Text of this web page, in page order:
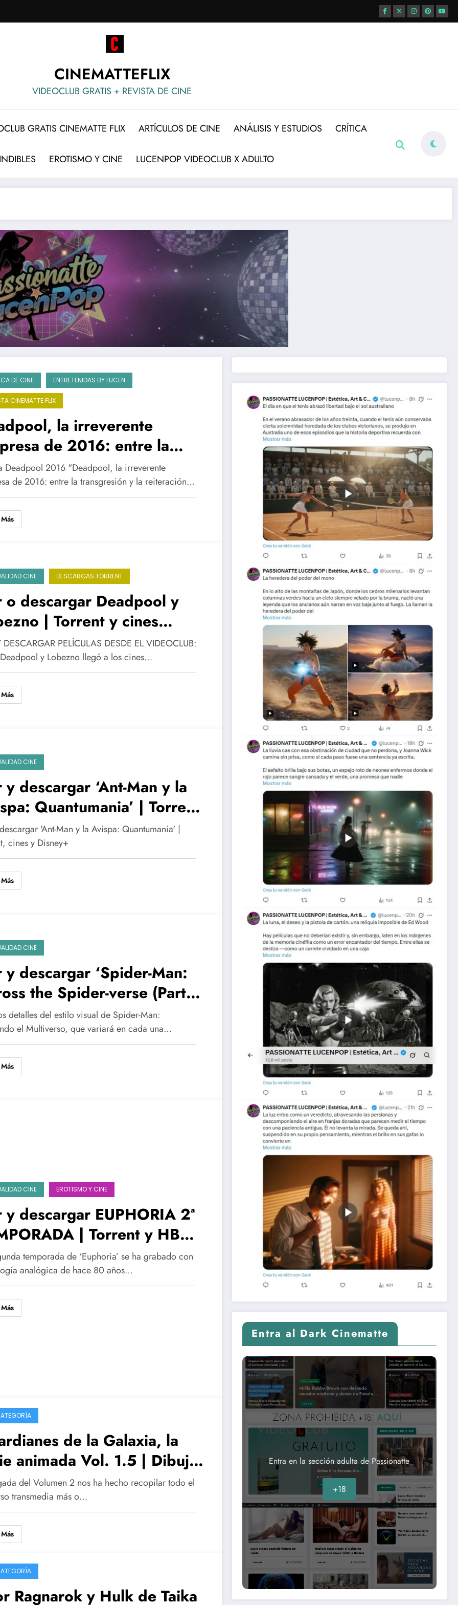
CINEMATTEFLIX
VIDEOCLUB GRATIS + REVISTA DE CINE
GRATIS CINEMATTE FLIX ARTÍCULOS DE CINE ANÁLISIS Y ESTUDIOS CRÍTICA
EROTISMO Y CINE LUCENPOP VIDEOCLUB X ADULTO
DE CINE ENTRETENIDAS BY LUCEN
CINEMATTE FLIX
la irreverente
de 2016: entre la
y la reiteración en
superheroico
Deadpool 2016 "Deadpool, la irreverente
de 2016: entre la transgresión y la reiteración…
CINE DESCARGAS TORRENT
o descargar Deadpool y
| Torrent y cines
4K Atmos)
DESCARGAR PELÍCULAS DESDE EL VIDEOCLUB:
y Lobezno llegó a los cines…
CINE
y descargar ‘Ant-Man y la
Quantumania’ | Torrent,
y Disney+
'Ant-Man y la Avispa: Quantumania' |
cines y Disney+
CINE
y descargar ‘Spider-Man:
the Spider-verse (Parte
Torrent y cines
detalles del estilo visual de Spider-Man:
el Multiverso, que variará en cada una…
CINE EROTISMO Y CINE
y descargar EUPHORIA 2ª
| Torrent y HBO
con Zendaya al desnudo
‘Spiderman’
temporada de ‘Euphoria’ se ha grabado con
analógica de hace 80 años…
de la Galaxia, la
animada Vol. 1.5 | Dibujos
XD | Especial
del Volumen 2 nos ha hecho recopilar todo el
transmedia más o…
Ragnarok y Hulk de Taika
Entra al Dark Cinematte
Entra en la sección adulta de Passionatte
+18